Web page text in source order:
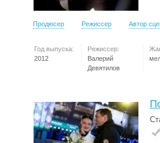
Продюсер Режиссер Автор
Год выпуска:
2012
Режиссер:
Валерий
Девятилов